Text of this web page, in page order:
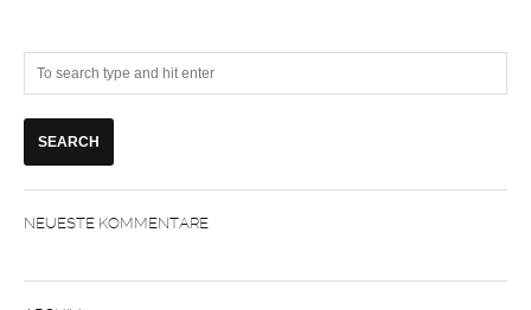
NEUESTE KOMMENTARE